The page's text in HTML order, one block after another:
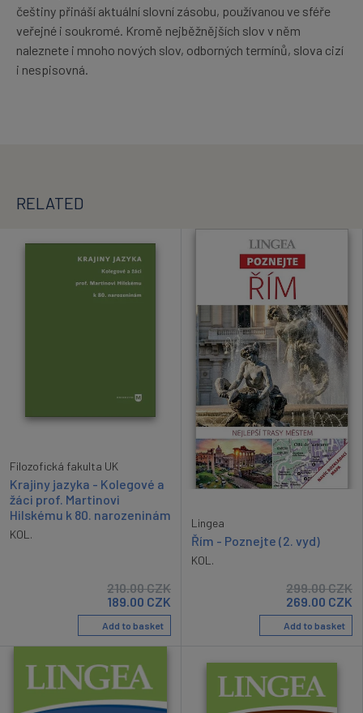
češtiny přináší aktuální slovní zásobu, používanou ve sféře
veřejné i soukromé. Kromě nejběžnějších slov v něm
naleznete i mnoho nových slov, odborných termínů, slova cizí
i nespisovná.
RELATED
Filozofická fakulta UK
Krajiny jazyka - Kolegové a
žáci prof. Martinovi
Hilskému k 80. narozeninám
KOL.
210.00CZK
189.00 CZK
Add to basket
Lingea
Řím - Poznejte (2. vyd)
KOL.
299.00CZK
269.00 CZK
Add to basket